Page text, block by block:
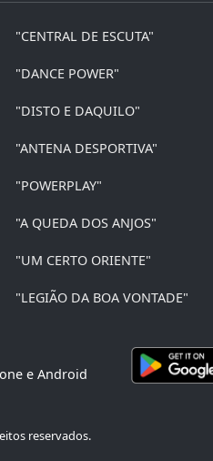
"CENTRAL DE ESCUTA"
"DANCE POWER"
"DISTO E DAQUILO"
"ANTENA DESPORTIVA"
"POWERPLAY"
"A QUEDA DOS ANJOS"
"UM CERTO ORIENTE"
"LEGIÃO DA BOA VONTADE"
e Android
reservados.